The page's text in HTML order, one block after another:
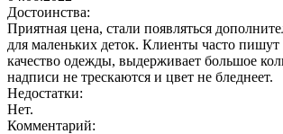
Достоинства:
Приятная цена, стали появляться
для маленьких деток. Клиенты часто
качество одежды, выдерживает большое
надписи не трескаются и цвет не бледнеет.
Недостатки:
Нет.
Комментарий: